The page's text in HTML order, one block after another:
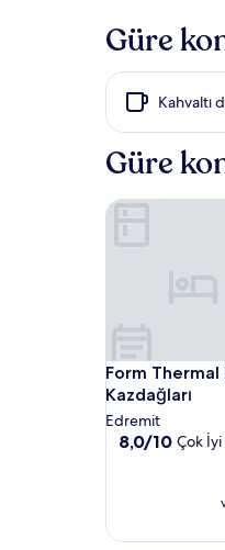
düşük
gecelik
yetişkin
için
gecelik
temel
koşullar
geçerli
olabilir.
Güre
Kahvaltı
Güre
Form
Thermal
Hotel
Form
Kazdağları
Form Thermal
Edremit
10
(51)
8,0/10 Çok İyi
Form Thermal